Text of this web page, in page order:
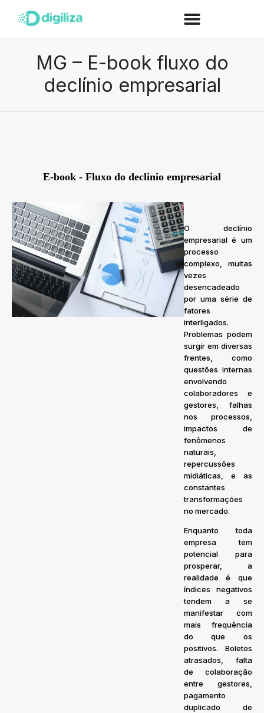
MG – E-book fluxo do
declínio empresarial
E-book - Fluxo do declinio empresarial
O declínio
empresarial é um
processo
complexo, muitas
vezes
desencadeado
por uma série de
fatores
interligados.
Problemas podem
surgir em diversas
frentes, como
questões internas
envolvendo
colaboradores e
gestores, falhas
nos processos,
impactos de
fenômenos
naturais,
repercussões
midiáticas, e as
constantes
transformações
no mercado.
Enquanto toda
empresa tem
potencial para
prosperar, a
realidade é que
índices negativos
tendem a se
manifestar com
mais frequência
do que os
positivos. Boletos
atrasados, falta
de colaboração
entre gestores,
pagamento
duplicado de